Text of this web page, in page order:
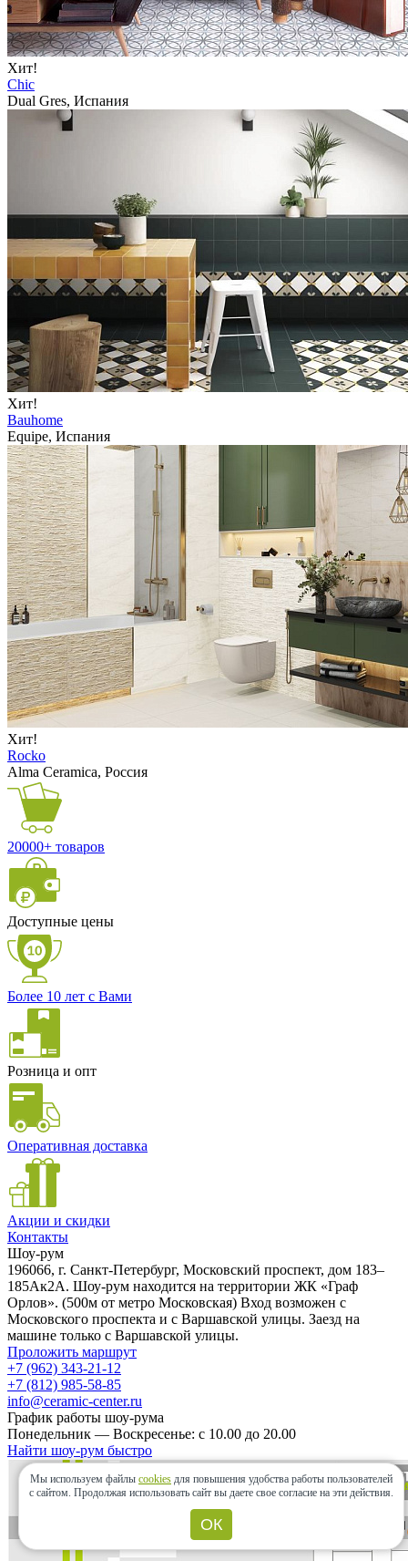
Хит!
Chic
Dual Gres, Испания
Хит!
Bauhome
Equipe, Испания
Хит!
Rocko
Alma Ceramica, Россия
20000+ товаров
Доступные цены
Более 10 лет с Вами
Розница и опт
Оперативная доставка
Акции и скидки
Контакты
Шоу-рум
196066, г. Санкт-Петербург, Московский проспект, дом 183–
185Ак2А. Шоу-рум находится на территории ЖК «Граф
Орлов». (500м от метро Московская) Вход возможен с
Московского проспекта и с Варшавской улицы. Заезд на
машине только с Варшавской улицы.
Проложить маршрут
+7 (962) 343-21-12
+7 (812) 985-58-85
info@ceramic-center.ru
График работы шоу-рума
Понедельник — Воскресенье: с 10.00 до 20.00
Найти шоу-рум быстро
Мы используем файлы cookies для повышения удобства работы пользователей
с сайтом. Продолжая использовать сайт вы даете свое согласие на эти действия.
ОК